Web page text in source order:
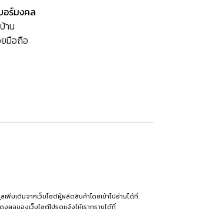
อร์มงคล
าน
มือถือ
มเติมจากเว็บไซต์ผู้ผลิตสินค้าโดยเข้าไปอ่านได้ที่
ลของเว็บไซต์โปรดแจ้งให้เราทราบได้ที่